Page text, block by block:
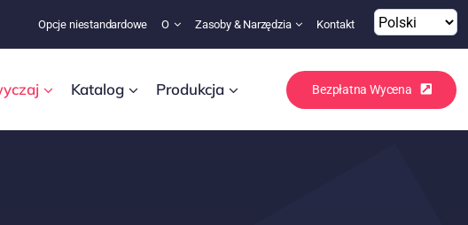
Opcje niestandardowe O Zasoby & Narzędzia Kontakt
Katalog Produkcja Bezpłatna Wycena